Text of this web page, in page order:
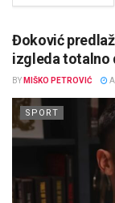
Đoković
izgleda totalno
BY MIŠKO PETROVIĆ
SPORT